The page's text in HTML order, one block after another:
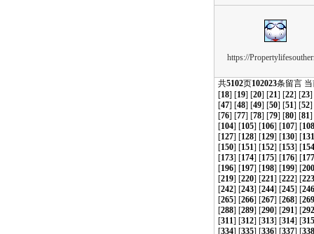
https://
共5102页102023条留言
[18] [19] [20] [21] [22] [23]
[47] [48] [49] [50] [51] [52]
[76] [77] [78] [79] [80] [81]
[104] [105] [106] [107] [108
[127] [128] [129] [130] [131
[150] [151] [152] [153] [154
[173] [174] [175] [176] [177
[196] [197] [198] [199] [200
[219] [220] [221] [222] [223
[242] [243] [244] [245] [246
[265] [266] [267] [268] [269
[288] [289] [290] [291] [292
[311] [312] [313] [314] [315
[334] [335] [336] [337] [338